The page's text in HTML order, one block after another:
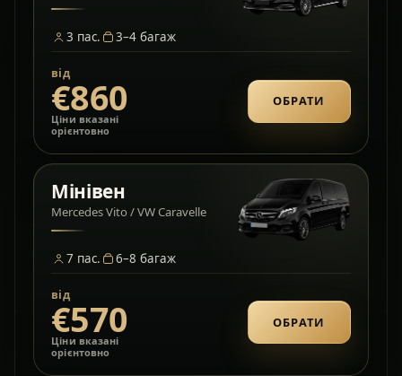
3 пас. 3–4 багаж
від
€860
Ціни вказані
орієнтовно
ОБРАТИ
Мінівен
Mercedes Vito / VW Caravelle
7 пас. 6–8 багаж
від
€570
Ціни вказані
орієнтовно
ОБРАТИ